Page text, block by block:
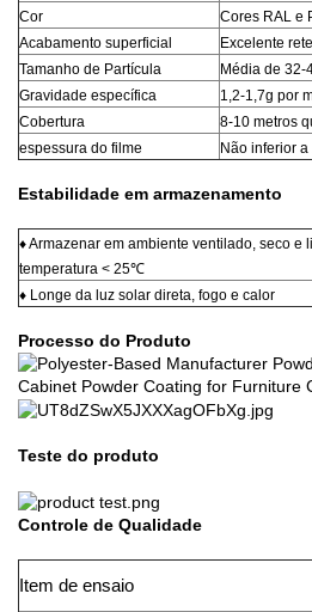
Cor
Cores RAL e
Acabamento superficial
Excelente
Tamanho de Partícula
Média de 32-
Gravidade específica
1,2-1,7g por
Cobertura
8-10 metros
espessura do filme
Não inferior
Estabilidade em armazenamento
♦ Armazenar em ambiente ventilado, seco e
temperatura < 25℃
♦ Longe da luz solar direta, fogo e calor
Processo do Produto
Teste do produto
Controle de Qualidade
Item de ensaio